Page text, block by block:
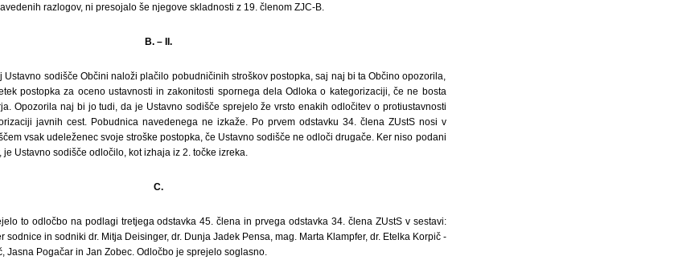
razlogov, ni presojalo še njegove skladnosti z 19. členom ZJC-B.
B. – II.
sodišče Občini naloži plačilo pobudničinih stroškov postopka, saj naj bi ta Občino opozorila,
postopka za oceno ustavnosti in zakonitosti spornega dela Odloka o kategorizaciji, če ne bosta
Opozorila naj bi jo tudi, da je Ustavno sodišče sprejelo že vrsto enakih odločitev o protiustavnosti
javnih cest. Pobudnica navedenega ne izkaže. Po prvem odstavku 34. člena ZUstS nosi v
vsak udeleženec svoje stroške postopka, če Ustavno sodišče ne odloči drugače. Ker niso podani
Ustavno sodišče odločilo, kot izhaja iz 2. točke izreka.
C.
to odločbo na podlagi tretjega odstavka 45. člena in prvega odstavka 34. člena ZUstS v sestavi:
sodnice in sodniki dr. Mitja Deisinger, dr. Dunja Jadek Pensa, mag. Marta Klampfer, dr. Etelka Korpič -
Jasna Pogačar in Jan Zobec. Odločbo je sprejelo soglasno.